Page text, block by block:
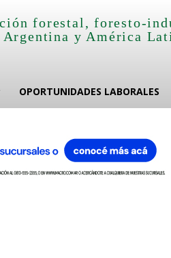
forestal, foresto-
y América
OPORTUNIDADES LABORALES